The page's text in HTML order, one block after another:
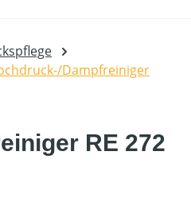
Dampfreiniger
RE 272